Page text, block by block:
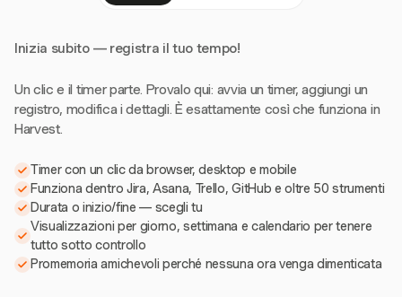
Inizia subito — registra il tuo tempo!
Un clic e il timer parte. Provalo qui: avvia un timer, aggiungi un
registro, modifica i dettagli. È esattamente così che funziona in
Harvest.
Timer con un clic da browser, desktop e mobile
Funziona dentro Jira, Asana, Trello, GitHub e oltre 50 strumenti
Durata o inizio/fine — scegli tu
Visualizzazioni per giorno, settimana e calendario per tenere
tutto sotto controllo
Promemoria amichevoli perché nessuna ora venga dimenticata